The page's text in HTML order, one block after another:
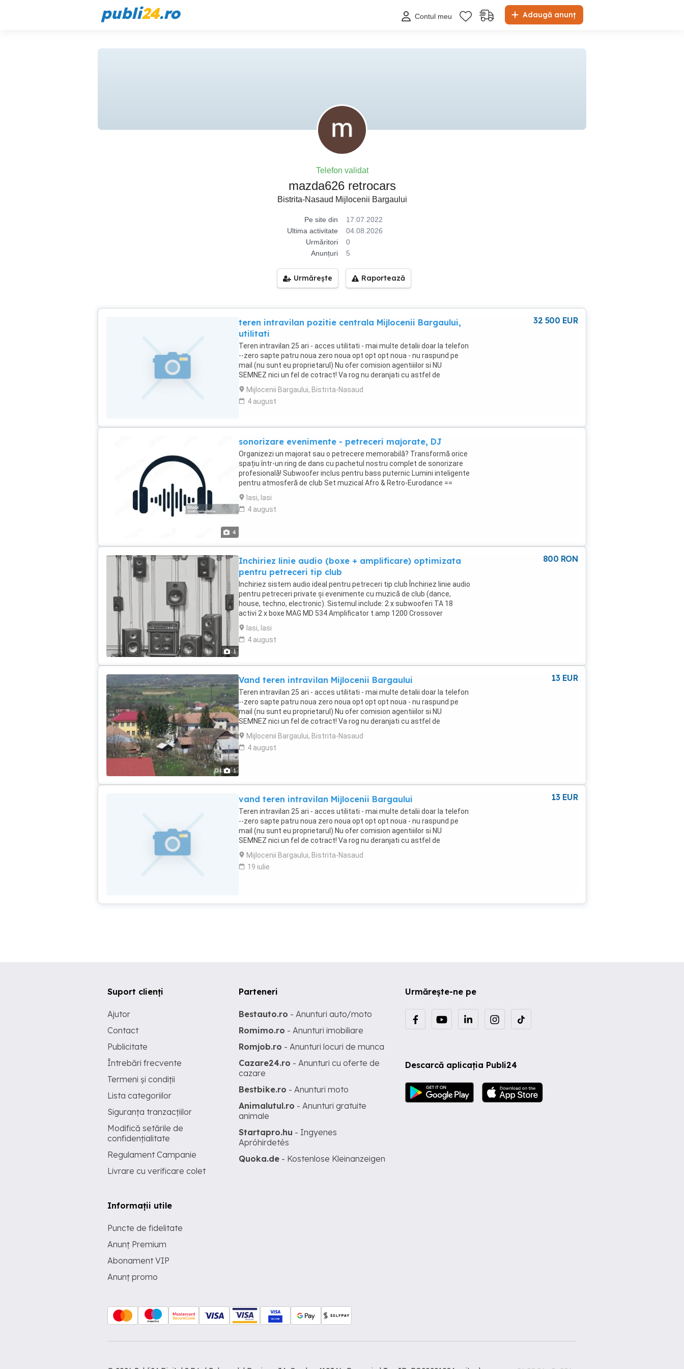
publi24.ro Adaugă anunț
Contul meu
Telefon validat
mazda626 retrocars
Bistrita-Nasaud Mijlocenii Bargaului
Pe site din
17.07.2022
Ultima activitate
04.08.2026
Urmăritori
0
Anunțuri
5
Urmărește Raportează
teren intravilan pozitie centrala Mijlocenii Bargaului,
utilitati
Teren intravilan 25 ari - acces utilitati - mai multe detalii doar la telefon
--zero sapte patru noua zero noua opt opt opt noua - nu raspund pe
mail (nu sunt eu proprietarul) Nu ofer comision agentiiilor si NU
SEMNEZ nici un fel de cotract! Va rog nu deranjati cu astfel de
propuneri!
Mijlocenii Bargaului, Bistrita-Nasaud
4 august
32 500 EUR
4
sonorizare evenimente - petreceri majorate, DJ
Organizezi un majorat sau o petrecere memorabilă? Transformă orice
spațiu într-un ring de dans cu pachetul nostru complet de sonorizare
profesională! Subwoofer inclus pentru bass puternic Lumini inteligente
pentru atmosferă de club Set muzical Afro & Retro-Eurodance ==
oferim si inchiriere linii audio orice putere==
Iasi, Iasi
4 august
1
Inchiriez linie audio (boxe + amplificare) optimizata
pentru petreceri tip club
Inchiriez sistem audio ideal pentru petreceri tip club Închiriez linie audio
pentru petreceri private și evenimente cu muzică de club (dance,
house, techno, electronic). Sistemul include: 2 x subwooferi TA 18
activi 2 x boxe MAG MD 534 Amplificator t.amp 1200 Crossover
Egalizator grafic Sistemul este configurat și optimizat pentru bass
puternic, sunet clar și presiune acustică ridicată, specifică unui club.
Potrivit pentru DJ, petreceri indoor sau outdoor. Predare personală
Iasi, Iasi
4 august
800 RON
1
Vand teren intravilan Mijlocenii Bargaului
Teren intravilan 25 ari - acces utilitati - mai multe detalii doar la telefon
--zero sapte patru noua zero noua opt opt opt noua - nu raspund pe
mail (nu sunt eu proprietarul) Nu ofer comision agentiiilor si NU
SEMNEZ nici un fel de cotract! Va rog nu deranjati cu astfel de
propuneri!
Mijlocenii Bargaului, Bistrita-Nasaud
4 august
13 EUR
vand teren intravilan Mijlocenii Bargaului
Teren intravilan 25 ari - acces utilitati - mai multe detalii doar la telefon
--zero sapte patru noua zero noua opt opt opt noua - nu raspund pe
mail (nu sunt eu proprietarul) Nu ofer comision agentiiilor si NU
SEMNEZ nici un fel de cotract! Va rog nu deranjati cu astfel de
propuneri!
Mijlocenii Bargaului, Bistrita-Nasaud
19 iulie
13 EUR
Urmărește-ne pe
Descarcă aplicația Publi24
Suport clienți
Ajutor
Contact
Publicitate
Întrebări frecvente
Termeni și condiții
Lista categoriilor
Siguranța tranzacțiilor
Modifică setările de
confidențialitate
Regulament Campanie
Livrare cu verificare colet
Informații utile
Puncte de fidelitate
Anunț Premium
Abonament VIP
Anunț promo
Parteneri
Bestauto.ro - Anunturi auto/moto
Romimo.ro - Anunturi imobiliare
Romjob.ro - Anunturi locuri de munca
Cazare24.ro - Anunturi cu oferte de
cazare
Bestbike.ro - Anunturi moto
Animalutul.ro - Anunturi gratuite
animale
Startapro.hu - Ingyenes
Apróhirdetés
Quoka.de - Kostenlose Kleinanzeigen